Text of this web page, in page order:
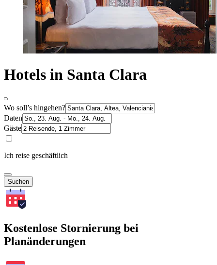
Hotels in Santa Clara
Wo soll’s hingehen?
Daten
Gäste
Ich reise geschäftlich
Suchen
Kostenlose Stornierung bei
Planänderungen